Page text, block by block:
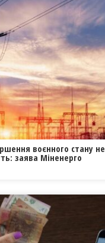
воєнного стану не
заява Міненерго